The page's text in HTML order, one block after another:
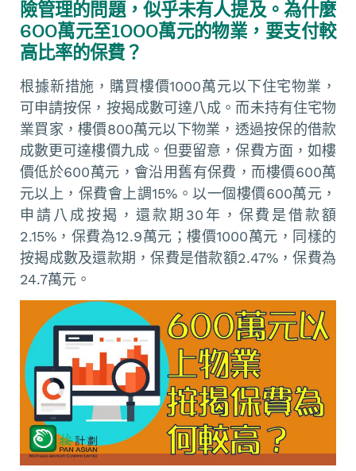
k
p
k
m
險管理的問題，似乎未有人提及。為什麼
600萬元至1000萬元的物業，要支付較
高比率的保費？
根據新措施，購買樓價1000萬元以下住宅物業，
可申請按保，按揭成數可達八成。而未持有住宅物
業買家，樓價800萬元以下物業，透過按保的借款
成數更可達樓價九成。但要留意，保費方面，如樓
價低於600萬元，會沿用舊有保費，而樓價600萬
元以上，保費會上調15%。以一個樓價600萬元，
申請八成按揭，還款期30年，保費是借款額
2.15%，保費為12.9萬元；樓價1000萬元，同樣的
按揭成數及還款期，保費是借款額2.47%，保費為
24.7萬元。